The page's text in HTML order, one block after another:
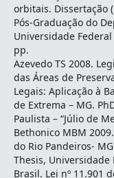
orbitais. Dissertação
Pós-Graduação do
Universidade
pp.
Azevedo TS 2008.
das Áreas de
Legais: Aplicação à
de Extrema – MG.
Paulista – “Júlio de
Bethonico MBM
do Rio Pandeiros-
Thesis,
Brasil. Lei nº 11.901